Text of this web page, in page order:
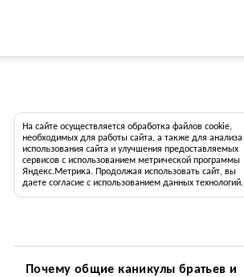
На сайте осуществляется обработка файлов cookie,
необходимых для работы сайта, а также для анализа
использования сайта и улучшения предоставляемых
сервисов с использованием метрической программы
Яндекс.Метрика. Продолжая использовать сайт, вы
даете согласие с использованием данных технологий.
Почему общие каникулы братьев и